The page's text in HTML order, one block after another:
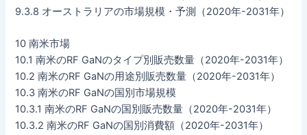
9.3.8 オーストラリアの市場規模・予測（2020年-2031年）
10 南米市場
10.1 南米のRF GaNのタイプ別販売数量（2020年-2031年）
10.2 南米のRF GaNの用途別販売数量（2020年-2031年）
10.3 南米のRF GaNの国別市場規模
10.3.1 南米のRF GaNの国別販売数量（2020年-2031年）
10.3.2 南米のRF GaNの国別消費額（2020年-2031年）